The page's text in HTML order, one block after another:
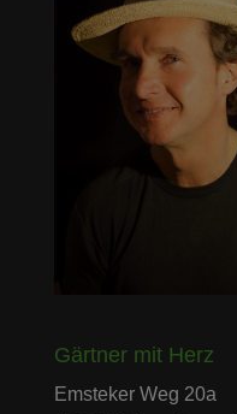
Gärtner mit Herz
Emsteker Weg 20a